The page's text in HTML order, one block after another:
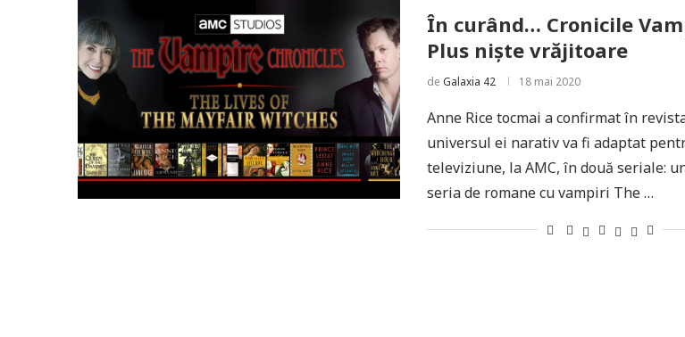
În curând… Cronicile
Plus niște vrăjitoare
de Galaxia 42 18 mai 2020
Anne Rice tocmai a confirmat în
universul ei narativ va fi adaptat
televiziune, la AMC, în două seriale:
seria de romane cu vampiri The …